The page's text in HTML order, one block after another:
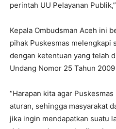
perintah UU Pelayanan
Kepala Ombudsman Aceh ini
pihak Puskesmas melengkapi
dengan ketentuan yang telah
Undang Nomor 25 Tahun
“Harapan kita agar
aturan, sehingga masyarakat
jika ingin mendapatkan suatu